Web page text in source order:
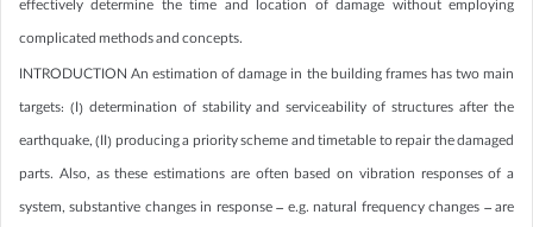
effectively determine the time and location of damage without employing
complicated methods and concepts.
INTRODUCTION An estimation of damage in the building frames has two main
targets: (I) determination of stability and serviceability of structures after the
earthquake, (II) producing a priority scheme and timetable to repair the damaged
parts. Also, as these estimations are often based on vibration responses of a
system, substantive changes in response – e.g. natural frequency changes – are